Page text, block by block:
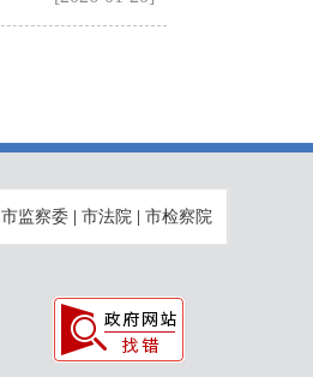
市监察委 市法院 市检察院